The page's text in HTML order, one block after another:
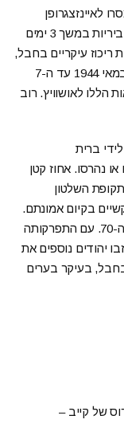
לאיינזצגרופן
בקמניץ פודולסקי, כ-15 אלף מהם נרצחו ביריות במשך 3 ימים
1944 הוקמו 17 מחנות ריכוז עיקריים בחבל,
בהם הוחזקו 144,000 יהודים. החל מ-15 במאי 1944 עד ה-7
יהודים מהגטאות הללו לאושוויץ. רוב
ברית
נהרסו. אחוז קטן
השלטון
בקיום אמונתם.
קשיים אלו הובילו לגל עזיבה גדול בשנות ה-70. עם התפרקותה
המועצות בתחילת שנות ה-90 עזבו יהודים נוספים את
בחבל, בעיקר בערים
ה-11, חלק מרוס של קייב –